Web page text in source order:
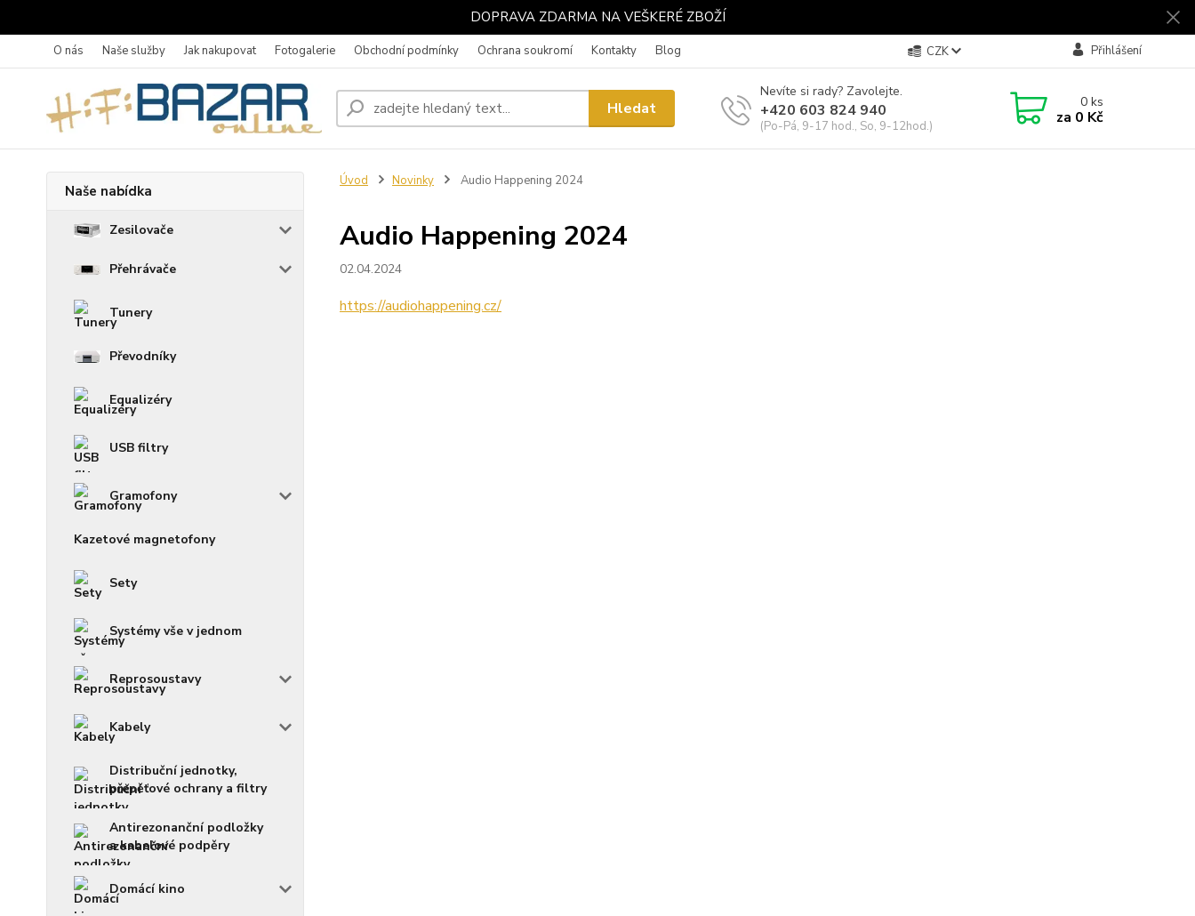
DOPRAVA ZDARMA NA VEŠKERÉ ZBOŽÍ
O nás Naše služby Jak nakupovat Fotogalerie Obchodní podmínky Ochrana soukromí Kontakty Blog CZK Přihlášení
Hledat
Nevíte si rady? Zavolejte.
+420 603 824 940
(Po-Pá, 9-17 hod., So, 9-12hod.)
0ks
za 0 Kč
Naše nabídka
Zesilovače
Přehrávače
Tunery
Převodníky
Equalizéry
USB filtry
Gramofony
Kazetové magnetofony
Sety
Systémy vše v jednom
Reprosoustavy
Kabely
Distribuční jednotky,
přepěťové ochrany a filtry
Antirezonanční podložky
a kabelové podpěry
Domácí kino
Úvod Novinky Audio Happening 2024
Audio Happening 2024
02.04.2024
https://audiohappening.cz/